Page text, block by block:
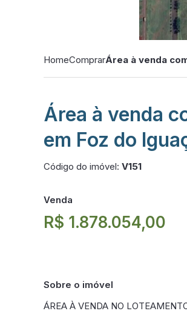
HomeComprarÁrea à venda
Área à venda
em Foz do
Código do imóvel: V151
Venda
R$ 1.878.054,00
Sobre o imóvel
ÁREA À VENDA NO